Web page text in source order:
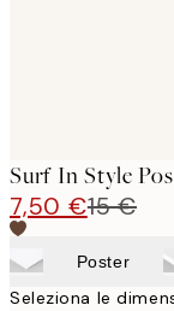
Surf In Style
7,50 €15 €
Poster
Seleziona le